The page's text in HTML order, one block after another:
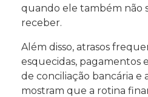
quando ele também não
receber.
Além disso, atrasos
esquecidas, pagamentos
de conciliação bancária e
mostram que a rotina